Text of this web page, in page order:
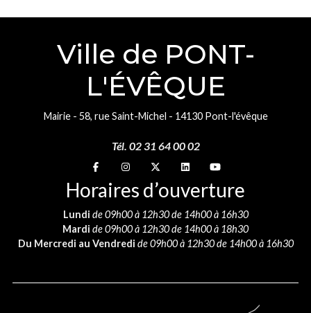
Ville de PONT-
L'ÉVÊQUE
Mairie - 58, rue Saint-Michel - 14130 Pont-l'évêque
Tél. 02 31 64 00 02
Suivez-nous sur
Suivez-nous sur
Suivez-nous sur
Suivez-nous sur
Suivez-nous sur
Horaires d’ouverture
Lundi de 09h00 à 12h30 de 14h00 à 16h30
Mardi de 09h00 à 12h30 de 14h00 à 18h30
Du Mercredi au Vendredi de 09h00 à 12h30 de 14h00 à 16h30